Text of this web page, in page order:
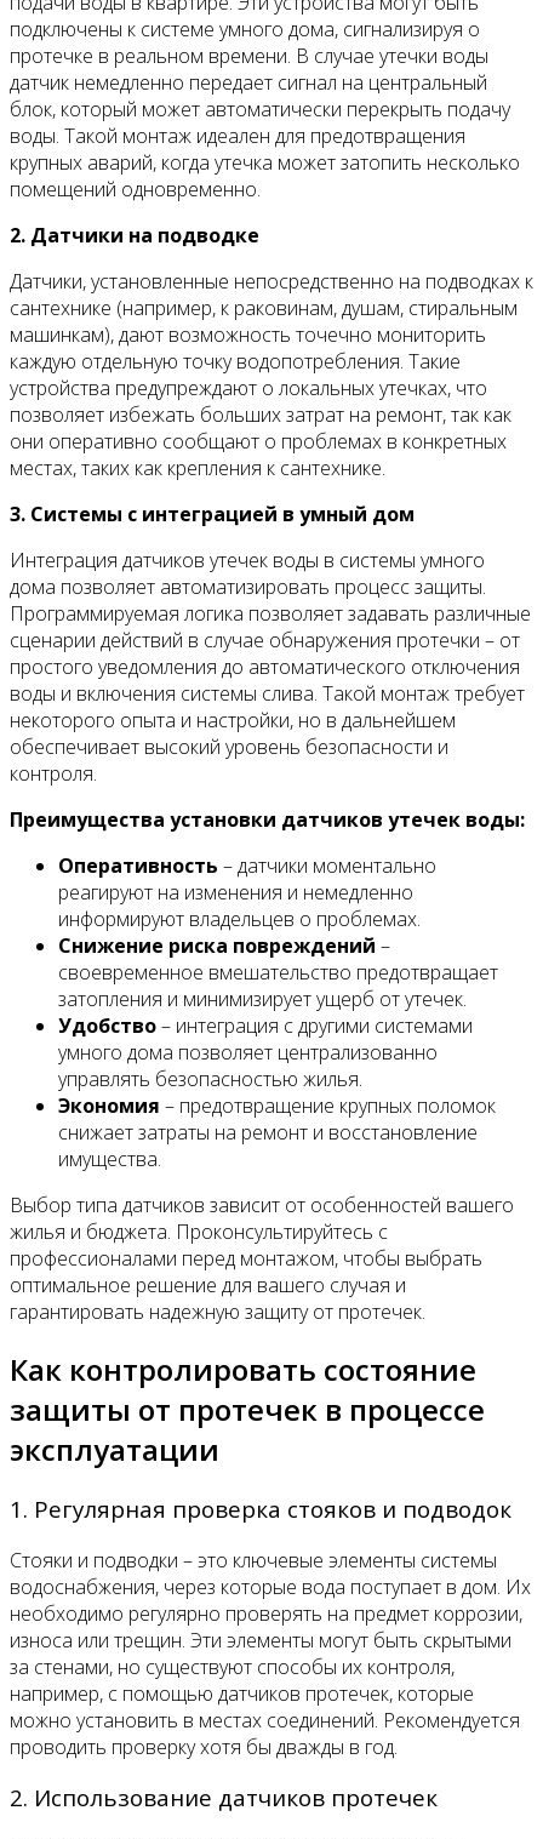
подключены к системе умного дома, сигнализируя о
протечке в реальном времени. В случае утечки воды
датчик немедленно передает сигнал на центральный
блок, который может автоматически перекрыть подачу
воды. Такой монтаж идеален для предотвращения
крупных аварий, когда утечка может затопить несколько
помещений одновременно.
2. Датчики на подводке
Датчики, установленные непосредственно на подводках к
сантехнике (например, к раковинам, душам, стиральным
машинкам), дают возможность точечно мониторить
каждую отдельную точку водопотребления. Такие
устройства предупреждают о локальных утечках, что
позволяет избежать больших затрат на ремонт, так как
они оперативно сообщают о проблемах в конкретных
местах, таких как крепления к сантехнике.
3. Системы с интеграцией в умный дом
Интеграция датчиков утечек воды в системы умного
дома позволяет автоматизировать процесс защиты.
Программируемая логика позволяет задавать различные
сценарии действий в случае обнаружения протечки – от
простого уведомления до автоматического отключения
воды и включения системы слива. Такой монтаж требует
некоторого опыта и настройки, но в дальнейшем
обеспечивает высокий уровень безопасности и
контроля.
Преимущества установки датчиков утечек воды:
Оперативность – датчики моментально
реагируют на изменения и немедленно
информируют владельцев о проблемах.
Снижение риска повреждений –
своевременное вмешательство предотвращает
затопления и минимизирует ущерб от утечек.
Удобство– интеграция с другими системами
умного дома позволяет централизованно
управлять безопасностью жилья.
Экономия – предотвращение крупных поломок
снижает затраты на ремонт и восстановление
имущества.
Выбор типа датчиков зависит от особенностей вашего
жилья и бюджета. Проконсультируйтесь с
профессионалами перед монтажом, чтобы выбрать
оптимальное решение для вашего случая и
гарантировать надежную защиту от протечек.
Как контролировать состояние
защиты от протечек в процессе
эксплуатации
1. Регулярная проверка стояков и подводок
Стояки и подводки – это ключевые элементы системы
водоснабжения, через которые вода поступает в дом. Их
необходимо регулярно проверять на предмет коррозии,
износа или трещин. Эти элементы могут быть скрытыми
за стенами, но существуют способы их контроля,
например, с помощью датчиков протечек, которые
можно установить в местах соединений. Рекомендуется
проводить проверку хотя бы дважды в год.
2. Использование датчиков протечек